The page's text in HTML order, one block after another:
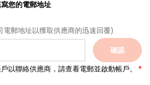
您的電郵地址
電郵地址以獲取供應商的迅速回覆)
確認
以聯絡供應商，請查看電郵並啟動帳戶。